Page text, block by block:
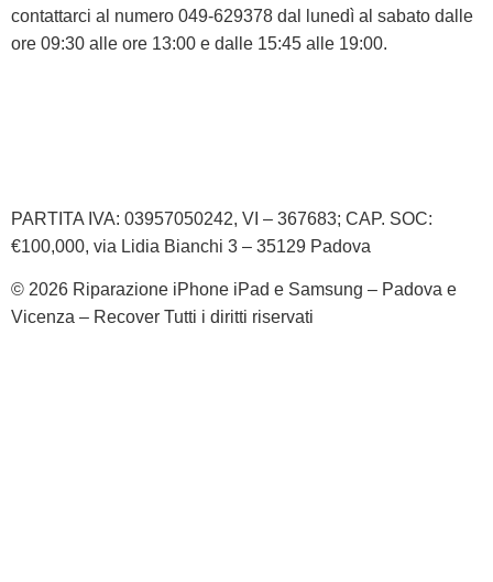
contattarci al numero 049-629378 dal lunedì al sabato dalle
ore 09:30 alle ore 13:00 e dalle 15:45 alle 19:00.
PARTITA IVA: 03957050242, VI – 367683; CAP. SOC:
€100,000, via Lidia Bianchi 3 – 35129 Padova
© 2026 Riparazione iPhone iPad e Samsung – Padova e
Vicenza – Recover Tutti i diritti riservati